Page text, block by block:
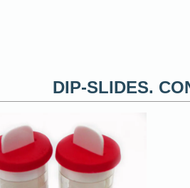
DIP-SLIDES.